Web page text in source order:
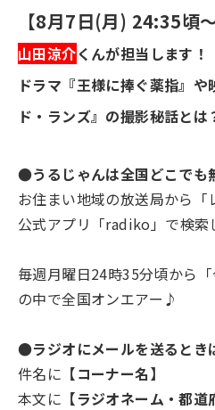
【8月7日(月) 24:35頃
山田涼介くんが担当します！
ドラマ『王様に捧ぐ薬指』や
ド・ランズ』の撮影秘話とは
●うるじゃんは全国どこでも
お住まい地域の放送局から「
公式アプリ「radiko」で検索
毎週月曜日24時35分頃から「
の中で全国オンエアー♪
●ラジオにメールを送るとき
件名に 【コーナー名】
本文に 【ラジオネーム・都道